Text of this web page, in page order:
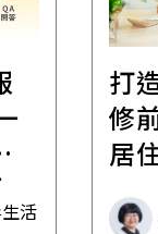
活
打
修
居